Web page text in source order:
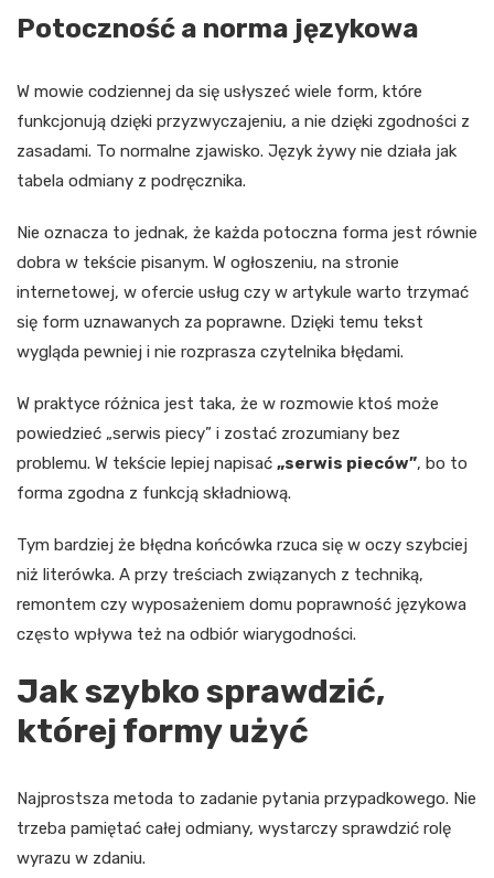
Potoczność a norma językowa
W mowie codziennej da się usłyszeć wiele form, które
funkcjonują dzięki przyzwyczajeniu, a nie dzięki zgodności z
zasadami. To normalne zjawisko. Język żywy nie działa jak
tabela odmiany z podręcznika.
Nie oznacza to jednak, że każda potoczna forma jest równie
dobra w tekście pisanym. W ogłoszeniu, na stronie
internetowej, w ofercie usług czy w artykule warto trzymać
się form uznawanych za poprawne. Dzięki temu tekst
wygląda pewniej i nie rozprasza czytelnika błędami.
W praktyce różnica jest taka, że w rozmowie ktoś może
powiedzieć „serwis piecy” i zostać zrozumiany bez
problemu. W tekście lepiej napisać „serwis pieców”, bo to
forma zgodna z funkcją składniową.
Tym bardziej że błędna końcówka rzuca się w oczy szybciej
niż literówka. A przy treściach związanych z techniką,
remontem czy wyposażeniem domu poprawność językowa
często wpływa też na odbiór wiarygodności.
Jak szybko sprawdzić,
której formy użyć
Najprostsza metoda to zadanie pytania przypadkowego. Nie
trzeba pamiętać całej odmiany, wystarczy sprawdzić rolę
wyrazu w zdaniu.